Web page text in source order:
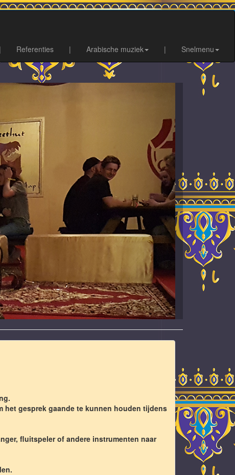
| Referenties | Arabische muziek | Snelmenu
het gesprek gaande te kunnen houden tijdens
fluitspeler of andere instrumenten naar